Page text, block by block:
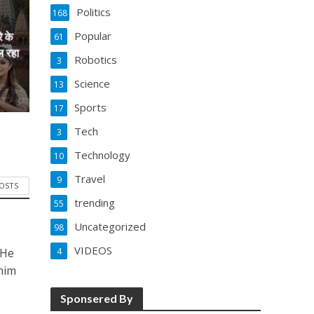
के
रहा
Politics
168
Popular
61
Robotics
3
Science
13
Sports
17
Tech
3
Technology
10
Travel
9
trending
55
Uncategorized
98
VIDEOS
4
Sponsered By